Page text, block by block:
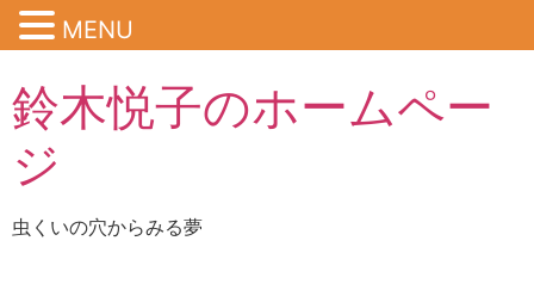
鈴木悦子のホームペー
ジ
虫くいの穴からみる夢
MENU